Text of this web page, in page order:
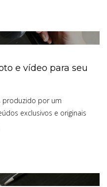
e vídeo para seu
produzido por um
exclusivos e originais